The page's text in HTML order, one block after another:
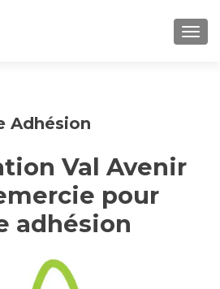
Adhésion
Val Avenir
pour
adhésion